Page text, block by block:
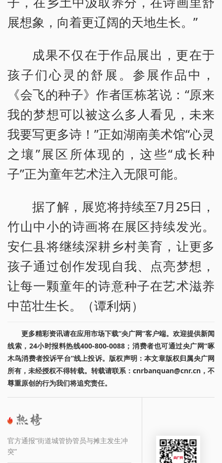
展想象，向着更辽阔的天地生长。”
成果不仅在于作品展出，更在于
孩子们心灵的舒展。参展作品中，
《会飞的种子》作者匡栋茗说：“原来
我的梦想可以被这么多人看见，未来
我要写更多诗！”正如湖南美术馆“心灵
之壤”展区所体现的，这些“成长种
子”正为童年艺术注入无限可能。
据了解，展览将持续至7月25日，
竹山中小的诗画将在展区持续发光。
安仁县将继续深耕乡村美育，让更多
孩子通过创作发现自我、点亮梦想，
让每一颗童年的诗意种子在艺术滋养
中茁壮生长。（谭利炳）
更多精彩资讯请在应用市场下载“央广网”客户端。欢迎提供新闻
线索，24小时报料热线400-800-0088；消费者也可通过央广网“啄
木鸟消费者投诉平台”线上投诉。版权声明：本文章版权归属央广网
所有，未经授权不得转载。转载请联系：cnrbanquan@cnr.cn，不
尊重原创的行为我们将追究责任。
官方通报“街道城管协管员与摊主发生冲
突”